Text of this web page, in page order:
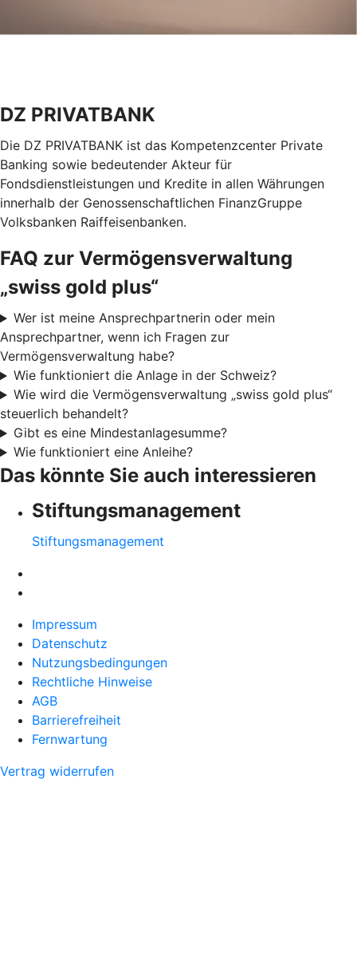
DZ PRIVATBANK
Die DZ PRIVATBANK ist das Kompetenzcenter Private
Banking sowie bedeutender Akteur für
Fondsdienstleistungen und Kredite in allen Währungen
innerhalb der Genossenschaftlichen FinanzGruppe
Volksbanken Raiffeisenbanken.
FAQ zur Vermögensverwaltung
„swiss gold plus“
Wer ist meine Ansprechpartnerin oder mein
Ansprechpartner, wenn ich Fragen zur
Vermögensverwaltung habe?
Wie funktioniert die Anlage in der Schweiz?
Wie wird die Vermögensverwaltung „swiss gold plus“
steuerlich behandelt?
Gibt es eine Mindestanlagesumme?
Wie funktioniert eine Anleihe?
Das könnte Sie auch interessieren
Stiftungsmanagement
Stiftungsmanagement
Impressum
Datenschutz
Nutzungsbedingungen
Rechtliche Hinweise
AGB
Barrierefreiheit
Fernwartung
Vertrag widerrufen